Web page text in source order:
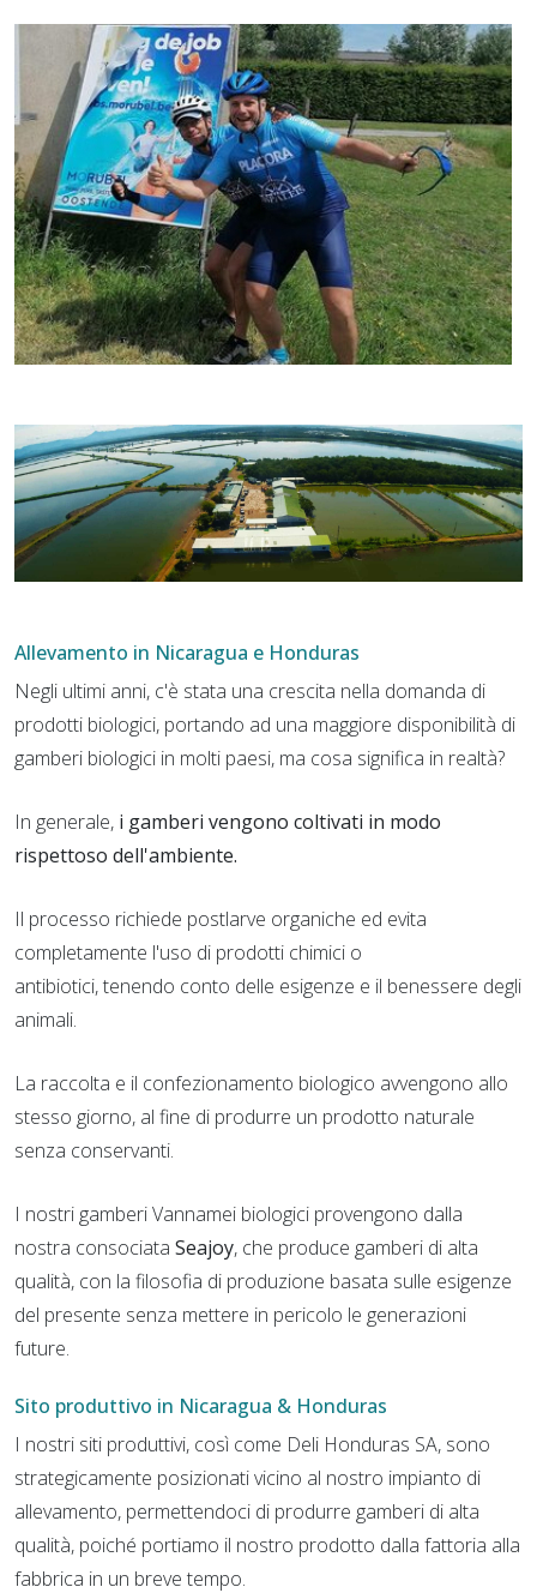
Allevamento in Nicaragua e Honduras
Negli ultimi anni, c'è stata una crescita nella domanda di
prodotti biologici, portando ad una maggiore disponibilità di
gamberi biologici in molti paesi, ma cosa significa in realtà?
In generale, i gamberi vengono coltivati in modo
rispettoso dell'ambiente.
Il processo richiede postlarve organiche ed evita
completamente l'uso di prodotti chimici o
antibiotici, tenendo conto delle esigenze e il benessere degli
animali.
La raccolta e il confezionamento biologico avvengono allo
stesso giorno, al fine di produrre un prodotto naturale
senza conservanti.
I nostri gamberi Vannamei biologici provengono dalla
nostra consociata Seajoy, che produce gamberi di alta
qualità, con la filosofia di produzione basata sulle esigenze
del presente senza mettere in pericolo le generazioni
future.
Sito produttivo in Nicaragua & Honduras
I nostri siti produttivi, così come Deli Honduras SA, sono
strategicamente posizionati vicino al nostro impianto di
allevamento, permettendoci di produrre gamberi di alta
qualità, poiché portiamo il nostro prodotto dalla fattoria alla
fabbrica in un breve tempo.